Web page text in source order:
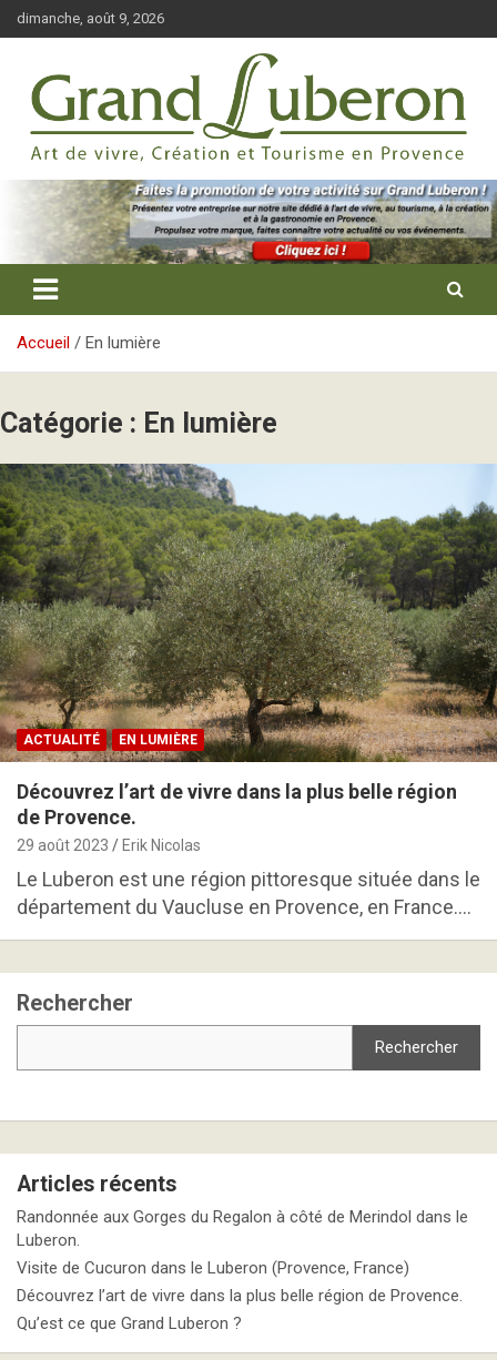
Aller
au
dimanche, août 9, 2026
Grand Luberon
Tourisme, évènements et création en Provence
Accueil En lumière
Catégorie : En lumière
ACTUALITÉ EN LUMIÈRE
Découvrez l’art de vivre dans la plus belle région
de Provence.
29 août 2023 Erik Nicolas
Le Luberon est une région pittoresque située dans le
département du Vaucluse en Provence, en France.…
Rechercher
Rechercher
Articles récents
Randonnée aux Gorges du Regalon à côté de Merindol dans le
Luberon.
Visite de Cucuron dans le Luberon (Provence, France)
Découvrez l’art de vivre dans la plus belle région de Provence.
Qu’est ce que Grand Luberon ?